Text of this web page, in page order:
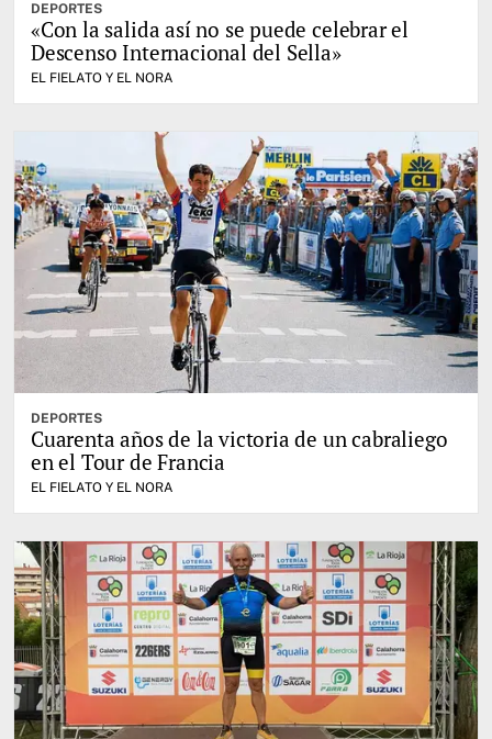
DEPORTES
«Con la salida así no se puede celebrar el
Descenso Internacional del Sella»
EL FIELATO Y EL NORA
DEPORTES
Cuarenta años de la victoria de un cabraliego
en el Tour de Francia
EL FIELATO Y EL NORA